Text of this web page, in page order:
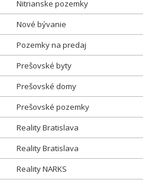
Nitrianske pozemky
Nové bývanie
Pozemky na predaj
Prešovské byty
Prešovské domy
Prešovské pozemky
Reality Bratislava
Reality Bratislava
Reality NARKS